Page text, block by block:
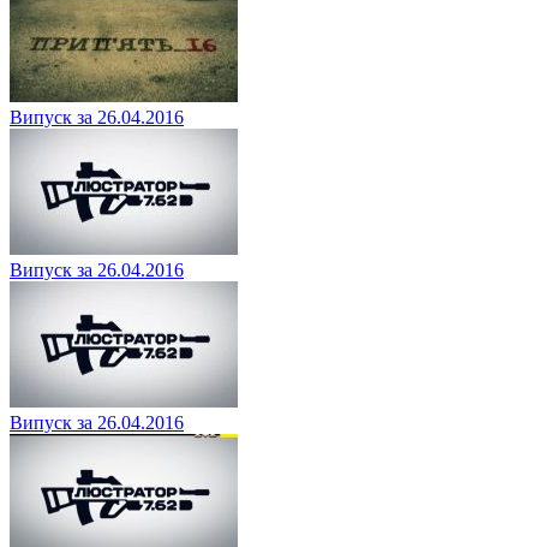
Випуск за 26.04.2016
Випуск за 26.04.2016
Випуск за 26.04.2016